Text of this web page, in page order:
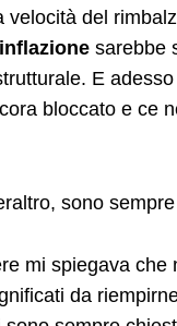
del
inflazione sarebbe
E adesso
bloccato e ce
sono
mi spiegava
da